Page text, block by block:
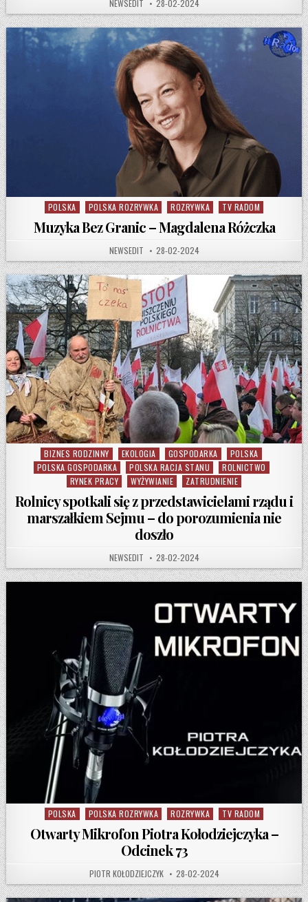
NEWSEDIT 28-02-2024
Posted in
POLSKA POLSKA ROZRYWKA ROZRYWKA TV RADOM
Muzyka Bez Granic – Magdalena Różczka
AUTHOR:
NEWSEDIT PUBLISHED DATE:
28-02-2024
Posted in
BIZNES RODZINNY EKOLOGIA GOSPODARKA
POLSKA
POLSKA GOSPODARKA
POLSKA RACJA STANU
ROLNICTWO
RYNEK PRACY
WYŻYWIANIE ZATRUDNIENIE
Rolnicy spotkali się z przedstawicielami rządu i
marszałkiem Sejmu – do porozumienia nie
doszło
AUTHOR:
NEWSEDIT PUBLISHED DATE:
28-02-2024
Posted in
POLSKA POLSKA ROZRYWKA ROZRYWKA TV RADOM
Otwarty Mikrofon Piotra Kołodziejczyka –
Odcinek 73
AUTHOR:
PIOTR KOŁODZIEJCZYK PUBLISHED DATE:
28-02-2024